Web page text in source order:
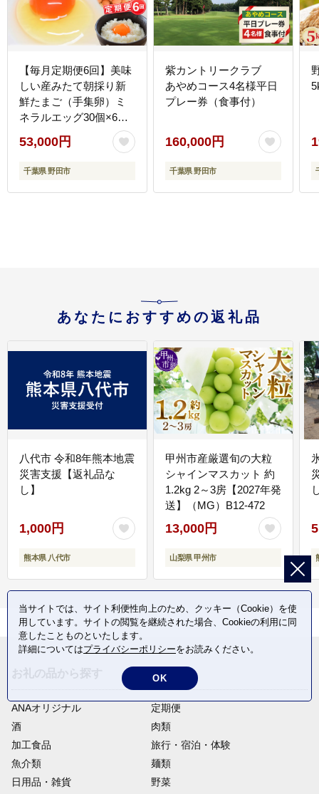
【毎月定期便6回】美味
しい産みたて朝採り新
鮮たまご（手集卵）ミ
ネラルエッグ30個×6回
／ 卵 生卵 鶏卵 濃厚 鮮
度抜群 朝取り TKG 卵か
けご飯 お取り寄せ グル
め合わせ 弁当 お菓子作
53,000円
千葉県 野田市
紫カントリークラブ
あやめコース4名様平日
プレー券（食事付）
160,000円
千葉県 野田市
あなたにおすすめの返礼品
八代市 令和8年熊本地震
災害支援【返礼品な
し】
1,000円
熊本県 八代市
甲州市産厳選旬の大粒
シャインマスカット 約
1.2kg 2～3房【2027年発
送】（MG）B12-472
13,000円
山梨県 甲州市
ANAオリジナル
定期便
酒
肉類
加工食品
旅行・宿泊・体験
魚介類
麺類
日用品・雑貨
野菜
当サイトでは、サイト利便性向上のため、クッキー（Cookie）を使
用しています。サイトの閲覧を継続された場合、Cookieの利用に同
意したことものといたします。
詳細についてはプライバシーポリシーをお読みください。
OK